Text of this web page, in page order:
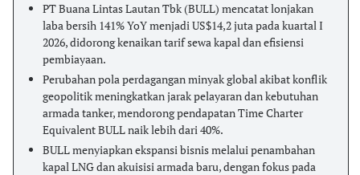
PT Buana Lintas Lautan Tbk (BULL) mencatat lonjakan
laba bersih 141% YoY menjadi US$14,2 juta pada kuartal I
2026, didorong kenaikan tarif sewa kapal dan efisiensi
pembiayaan.
Perubahan pola perdagangan minyak global akibat konflik
geopolitik meningkatkan jarak pelayaran dan kebutuhan
armada tanker, mendorong pendapatan Time Charter
Equivalent BULL naik lebih dari 40%.
BULL menyiapkan ekspansi bisnis melalui penambahan
kapal LNG dan akuisisi armada baru, dengan fokus pada